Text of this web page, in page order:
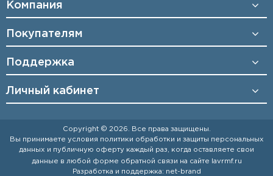
Компания
Покупателям
Поддержка
Личный кабинет
Copyright © 2026. Все права защищены.
Вы принимаете условия политики обработки и защиты персональных
данных и публичную оферту каждый раз, когда оставляете свои
данные в любой форме обратной связи на сайте
lavrmf.ru
Разработка и поддержка: net- b ran d